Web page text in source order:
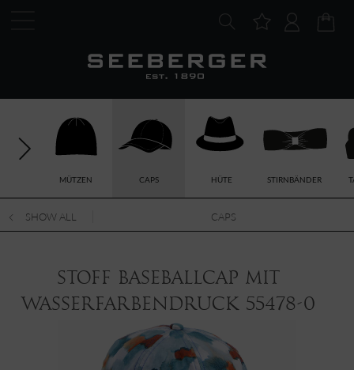
MÜTZEN CAPS HÜTE STIRNBÄNDER
SHOW ALL CAPS
Stoff Baseballcap mit
Wasserfarbendruck 55478-0